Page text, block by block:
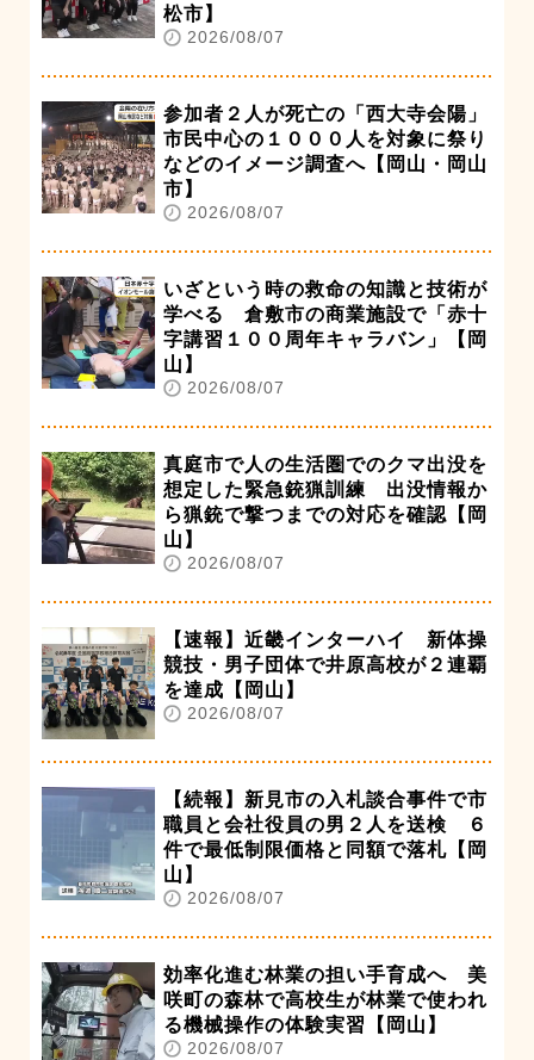
松市】
2026/08/07
参加者２人が死亡の「西大寺会陽」
市民中心の１０００人を対象に祭り
などのイメージ調査へ【岡山・岡山
市】
2026/08/07
いざという時の救命の知識と技術が
学べる 倉敷市の商業施設で「赤十
字講習１００周年キャラバン」【岡
山】
2026/08/07
真庭市で人の生活圏でのクマ出没を
想定した緊急銃猟訓練 出没情報か
ら猟銃で撃つまでの対応を確認【岡
山】
2026/08/07
【速報】近畿インターハイ 新体操
競技・男子団体で井原高校が２連覇
を達成【岡山】
2026/08/07
【続報】新見市の入札談合事件で市
職員と会社役員の男２人を送検 ６
件で最低制限価格と同額で落札【岡
山】
2026/08/07
効率化進む林業の担い手育成へ 美
咲町の森林で高校生が林業で使われ
る機械操作の体験実習【岡山】
2026/08/07